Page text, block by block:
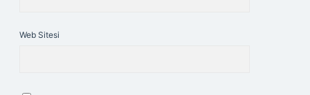
Web Sitesi